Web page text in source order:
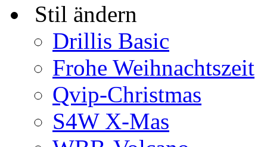
Stil ändern
Drillis Basic
Frohe Weihnachtszeit
Qvip-Christmas
S4W X-Mas